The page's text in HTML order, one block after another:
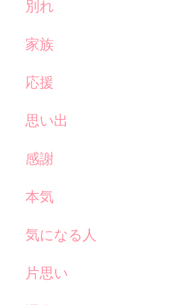
別れ
家族
応援
思い出
感謝
本気
気になる人
片思い